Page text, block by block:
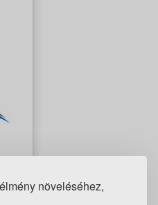
növeléséhez,